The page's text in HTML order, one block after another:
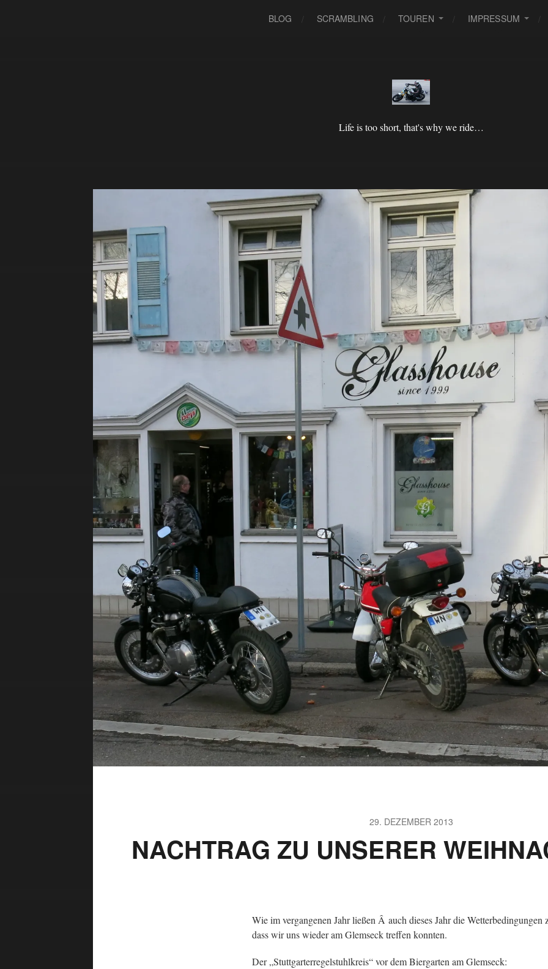
BLOG SCRAMBLING TOUREN IMPRESSUM
Life is too short, that's why we ride…
29. DEZEMBER 2013
NACHTRAG ZU UNSERER
Wie im vergangenen Jahr ließen Â auch dieses Jahr die Wetterbedingungen
dass wir uns wieder am Glemseck treffen konnten.
Der „Stuttgarterregelstuhlkreis“ vor dem Biergarten am Glemseck: